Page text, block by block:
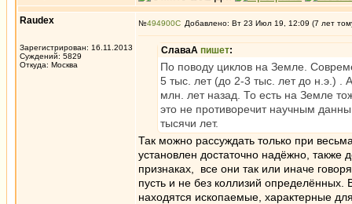
Raudex
Зарегистрирован: 16.11.2013
Суждений: 5829
Откуда: Москва
№494900 Добавлено: Вт 23 Июл 19, 12:09 (7 лет
СлаваА пишет:
По поводу циклов на Земле.
5 тыс. лет (до 2-3 тыс. лет до н.э.) .
млн. лет назад. То есть на Земле
это не противоречит научным
тысячи лет.
Так можно рассуждать только при
установлен достаточно надёжно,
признаках, все они так или иначе
пусть и не без коллизий определённых.
находятся ископаемые, характерные